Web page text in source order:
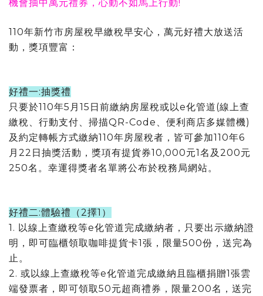
機會抽中萬元禮券，心動不如馬上行動!
110年新竹市房屋稅早繳稅早安心，萬元好禮大放送活
動，獎項豐富：
好禮一:抽獎禮
只要於110年5月15日前繳納房屋稅或以e化管道(線上查
繳稅、行動支付、掃描QR-Code、便利商店多媒體機)
及約定轉帳方式繳納110年房屋稅者，皆可參加110年6
月22日抽獎活動，獎項有提貨券10,000元1名及200元
250名。幸運得獎者名單將公布於稅務局網站。
好禮二:體驗禮（2擇1）
1. 以線上查繳稅等e化管道完成繳納者，只要出示繳納證
明，即可臨櫃領取咖啡提貨卡1張，限量500份，送完為
止。
2. 或以線上查繳稅等e化管道完成繳納且臨櫃捐贈1張雲
端發票者，即可領取50元超商禮券，限量200名，送完